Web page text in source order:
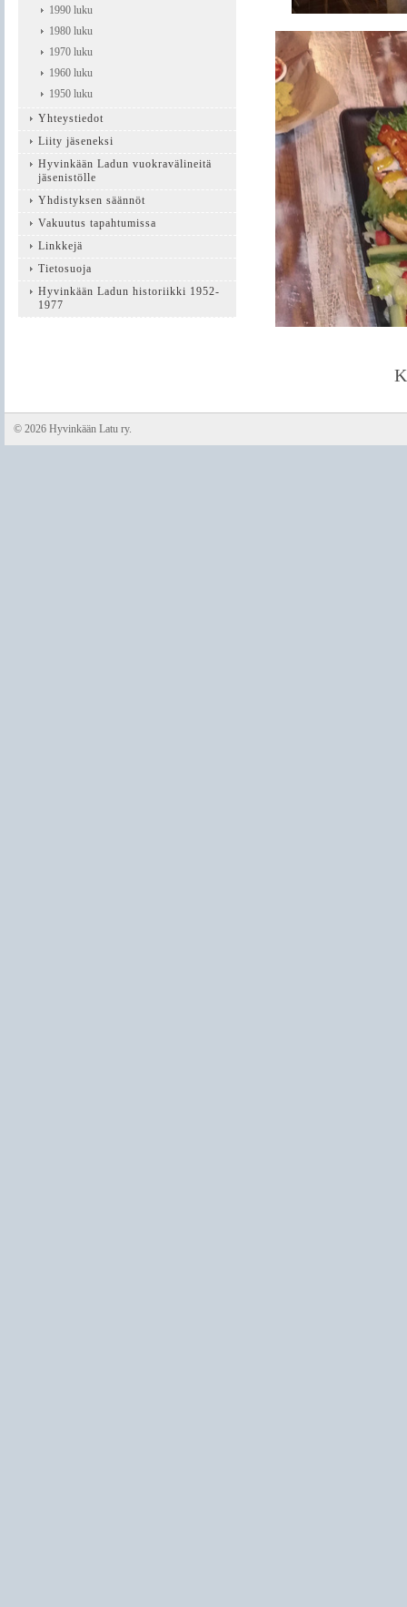
1990 luku
1980 luku
1970 luku
1960 luku
1950 luku
Yhteystiedot
Liity jäseneksi
Hyvinkään Ladun vuokravälineitä
jäsenistölle
Yhdistyksen säännöt
Vakuutus tapahtumissa
Linkkejä
Tietosuoja
Hyvinkään Ladun historiikki 1952-
1977
© 2026 Hyvinkään Latu ry.